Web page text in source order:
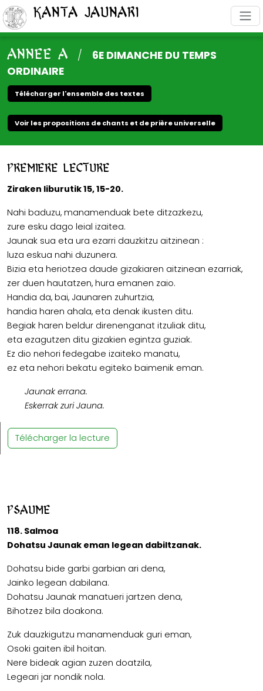
Kanta Jaunari
ANNEE A /
6E DIMANCHE DU TEMPS
ORDINAIRE
Télécharger l'ensemble des textes
Voir les propositions de chants et de prière universelle
Premiere lecture
Ziraken liburutik 15, 15-20.
Nahi baduzu, manamenduak bete ditzazkezu,
zure esku dago leial izaitea.
Jaunak sua eta ura ezarri dauzkitzu aitzinean :
luza eskua nahi duzunera.
Bizia eta heriotzea daude gizakiaren aitzinean ezarriak,
zer duen hautatzen, hura emanen zaio.
Handia da, bai, Jaunaren zuhurtzia,
handia haren ahala, eta denak ikusten ditu.
Begiak haren beldur direnenganat itzuliak ditu,
eta ezagutzen ditu gizakien egintza guziak.
Ez dio nehori fedegabe izaiteko manatu,
ez eta nehori bekatu egiteko baimenik eman.
Jaunak errana.
Eskerrak zuri Jauna.
Télécharger la lecture
Psaume
118. Salmoa
Dohatsu Jaunak eman legean dabiltzanak.
Dohatsu bide garbi garbian ari dena,
Jainko legean dabilana.
Dohatsu Jaunak manatueri jartzen dena,
Bihotzez bila doakona.
Zuk dauzkigutzu manamenduak guri eman,
Osoki gaiten ibil hoitan.
Nere bideak agian zuzen doatzila,
Legeari jar nondik nola.